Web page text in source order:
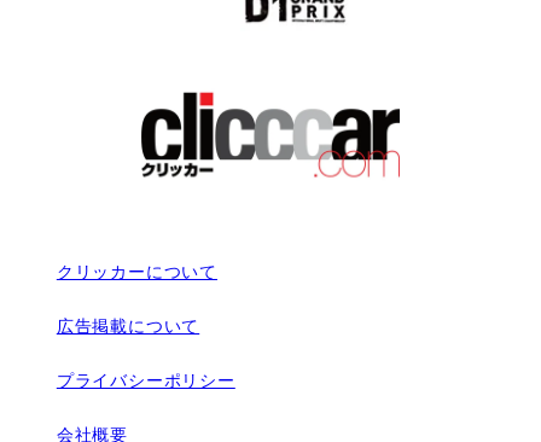
クリッカーについて
広告掲載について
プライバシーポリシー
会社概要